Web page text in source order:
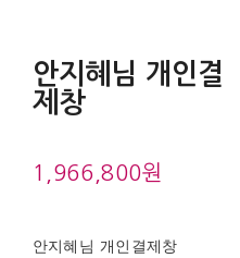
안지혜님 개인결
제창
1,966,800원
안지혜님 개인결제창